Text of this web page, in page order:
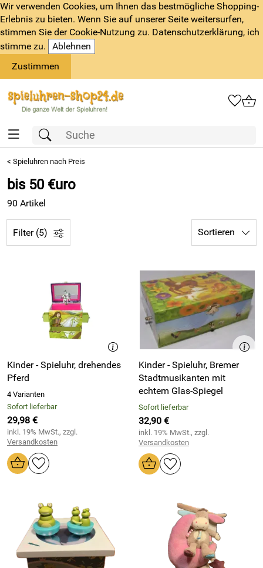
Wir verwenden Cookies, um Ihnen das bestmögliche Shopping-
Erlebnis zu bieten. Wenn Sie auf unserer Seite weitersurfen,
stimmen Sie der Cookie-Nutzung zu. Datenschutzerklärung, ich
stimme zu.
Ablehnen
Zustimmen
< Spieluhren nach Preis
bis 50 €uro
90 Artikel
Filter (5) Sortieren
Kinder - Spieluhr, drehendes
Pferd
4 Varianten
Sofort lieferbar
29,98 €
inkl. 19% MwSt., zzgl.
Versandkosten
Kinder - Spieluhr, Bremer
Stadtmusikanten mit
echtem Glas-Spiegel
Sofort lieferbar
32,90 €
inkl. 19% MwSt., zzgl.
Versandkosten